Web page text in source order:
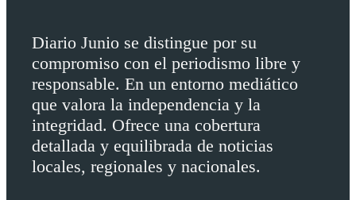
Diario Junio se distingue por su
compromiso con el periodismo libre y
responsable. En un entorno mediático
que valora la independencia y la
integridad. Ofrece una cobertura
detallada y equilibrada de noticias
locales, regionales y nacionales.